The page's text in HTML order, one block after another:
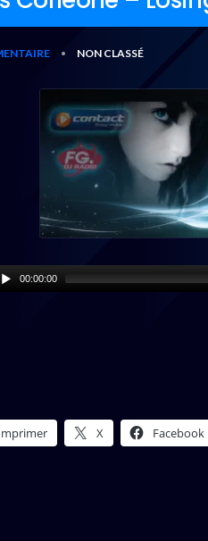
• NON CLASSÉ
00:00:00
X Facebook